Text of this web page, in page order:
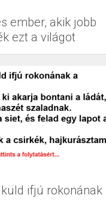
ember, akik jobb
ezt a világot
ifjú rokonának